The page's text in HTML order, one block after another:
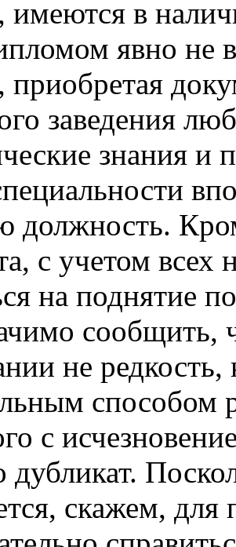
имеются в
явно не
приобретая
заведения
знания и
должность.
с учетом
на поднятие
сообщить,
не редкость,
способом
с
дубликат.
скажем, для